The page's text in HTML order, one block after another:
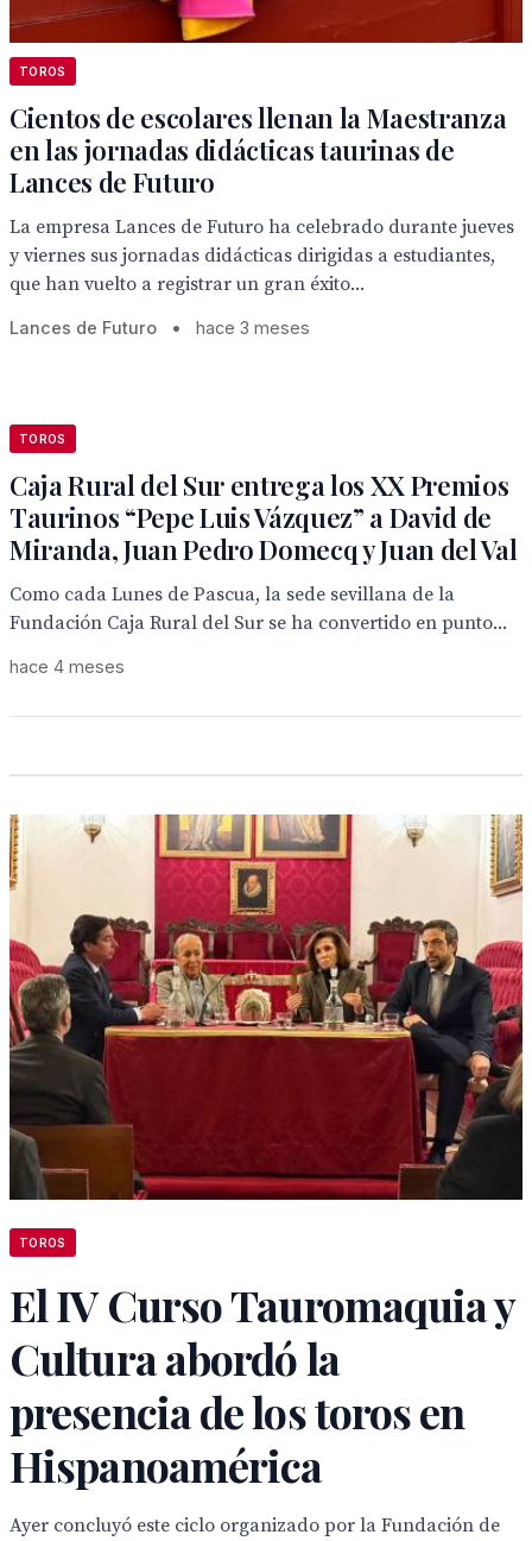
TOROS
Cientos de escolares llenan la Maestranza
en las jornadas didácticas taurinas de
Lances de Futuro
La empresa Lances de Futuro ha celebrado durante jueves
y viernes sus jornadas didácticas dirigidas a estudiantes,
que han vuelto a registrar un gran éxito...
Lances de Futuro • hace 3 meses
TOROS
Caja Rural del Sur entrega los XX Premios
Taurinos “Pepe Luis Vázquez” a David de
Miranda, Juan Pedro Domecq y Juan del Val
Como cada Lunes de Pascua, la sede sevillana de la
Fundación Caja Rural del Sur se ha convertido en punto...
hace 4 meses
TOROS
El IV Curso Tauromaquia y
Cultura abordó la
presencia de los toros en
Hispanoamérica
Ayer concluyó este ciclo organizado por la Fundación de